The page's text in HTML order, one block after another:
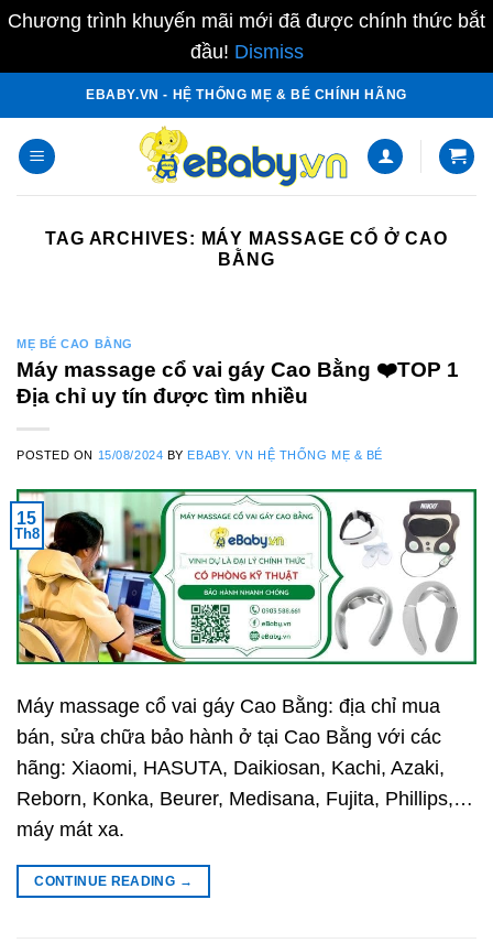
Chương trình khuyến mãi mới đã được chính thức bắt
đầu! Dismiss
content
EBABY.VN - HỆ THỐNG MẸ & BÉ CHÍNH HÃNG
TAG ARCHIVES: MÁY MASSAGE CỔ Ở CAO
BẰNG
MẸ BÉ CAO BẰNG
Máy massage cổ vai gáy Cao Bằng ❤️️TOP 1
Địa chỉ uy tín được tìm nhiều
POSTED ON 15/08/2024 BY EBABY. VN HỆ THỐNG MẸ & BÉ
15
Th8
Máy massage cổ vai gáy Cao Bằng: địa chỉ mua
bán, sửa chữa bảo hành ở tại Cao Bằng với các
hãng: Xiaomi, HASUTA, Daikiosan, Kachi, Azaki,
Reborn, Konka, Beurer, Medisana, Fujita, Phillips,…
máy mát xa.
CONTINUE READING →